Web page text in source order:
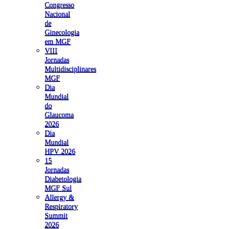
Congresso
Nacional
de
Ginecologia
em MGF
VIII
Jornadas
Multidisciplinares
MGF
Dia
Mundial
do
Glaucoma
2026
Dia
Mundial
HPV 2026
15
Jornadas
Diabetologia
MGF Sul
Allergy &
Respiratory
Summit
2026